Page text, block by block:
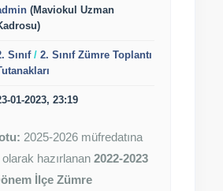
(Maviokul Uzman
Sınıf/ 2. Sınıf Zümre Toplantı
01-2023, 23:19
2025-2026 müfredatına
hazırlanan 2022-2023
İlçe Zümre